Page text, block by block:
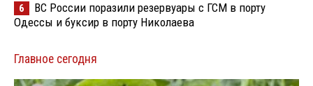
6
ВС России поразили резервуары с ГСМ в порту
Одессы и буксир в порту Николаева
Главное сегодня